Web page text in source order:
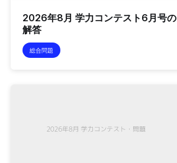
2026年8月 学力コンテスト6月号の
解答
総合問題